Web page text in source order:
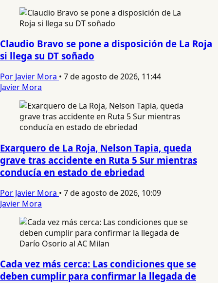
Claudio Bravo se pone a disposición de La Roja
si llega su DT soñado
Por Javier Mora • 7 de agosto de 2026, 11:44
Javier Mora
Exarquero de La Roja, Nelson Tapia, queda
grave tras accidente en Ruta 5 Sur mientras
conducía en estado de ebriedad
Por Javier Mora • 7 de agosto de 2026, 10:09
Javier Mora
Cada vez más cerca: Las condiciones que se
deben cumplir para confirmar la llegada de